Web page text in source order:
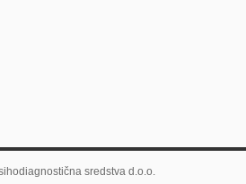
sredstva d.o.o.